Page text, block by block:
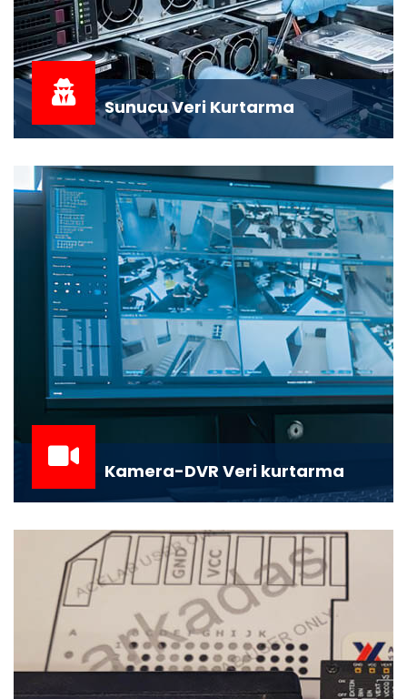
Sunucu Veri Kurtarma
Güvence Altına Alıyoruz &nbsp;&nbsp...
Kamera-DVR Veri kurtarma
Güvenlik Kayıtlarınız Kaybolmasın Güven...